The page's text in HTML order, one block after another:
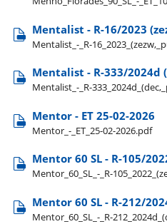
Mentalist - R-16/2023
Mentalist​_-​_R-
Mentalist - R-333/2024d
Mentalist​_-​_R-
Mentor - ET 25-02-2026
Mentor​_-​_ET​_25-02-2026.pdf
Mentor 60 SL - R-105/
Mentor​_60​_SL​_-​_R-
Mentor 60 SL - R-212/
Mentor​_60​_SL​_-​_R-